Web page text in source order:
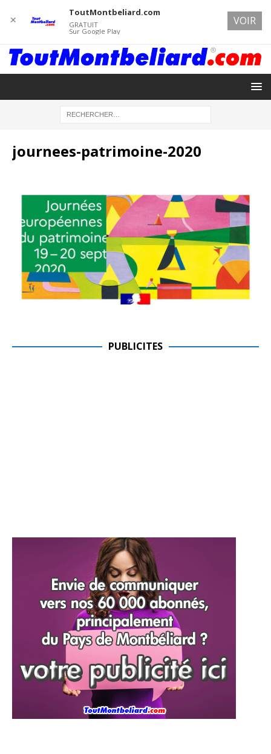
journees-patrimoine-2020
PUBLICITES
✕
ToutMontbeliard.com
GRATUIT
Sur Google Play
VOIR